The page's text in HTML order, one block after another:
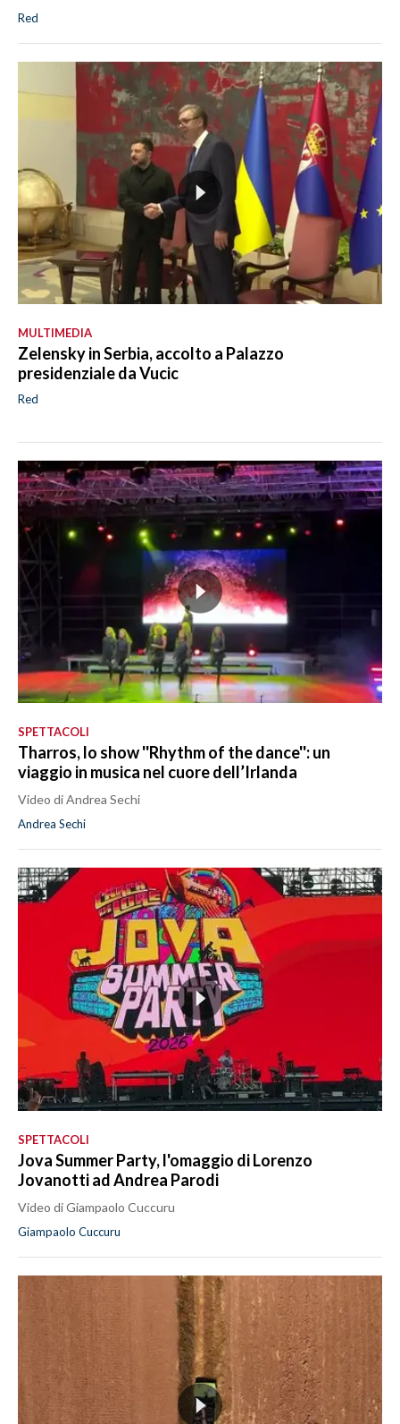
Red
MULTIMEDIA
Zelensky in Serbia, accolto a Palazzo
presidenziale da Vucic
Red
SPETTACOLI
Tharros, lo show ''Rhythm of the dance'': un
viaggio in musica nel cuore dell’Irlanda
Video di Andrea Sechi
Andrea Sechi
SPETTACOLI
Jova Summer Party, l'omaggio di Lorenzo
Jovanotti ad Andrea Parodi
Video di Giampaolo Cuccuru
Giampaolo Cuccuru